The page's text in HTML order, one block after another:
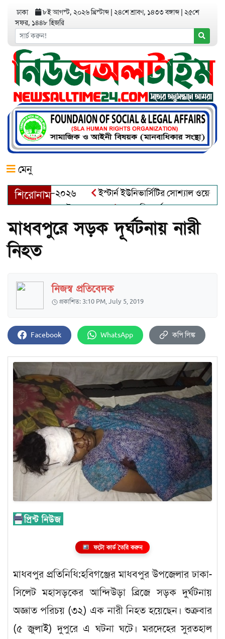
ঢাকা ৮ই আগস্ট, ২০২৬ খ্রিস্টাব্দ ২৪শে শ্রাবণ, ১৪৩৩ বঙ্গাব্দ ২৫শে
সফর, ১৪৪৮ হিজরি
মেনু
শিরোনাম
অ্যাওয়ার্ড–২০২৬
ইস্টার্ন ইউনিভার্সিটির সোশ্যাল
খালেক এর ইন্তেকাল
আত্মশুদ্ধি অর্জন ও অশুভকে বর্জন করে
মাধবপুরে সড়ক দূূর্ঘটনায় নারী
নিহত
নিজস্ব প্রতিবেদক
প্রকাশিত: 3:10 PM, July 5, 2019
Facebook WhatsApp কপি লিঙ্ক
ফটো কার্ড তৈরি করুন
মাধবপুর প্রতিনিধি:হবিগঞ্জের মাধবপুর উপজেলার ঢাকা-
সিলেট মহাসড়কের আন্দিউড়া ব্রিজে সড়ক দুর্ঘটনায়
অজ্ঞাত পরিচয় (৩২) এক নারী নিহত হয়েছেন। শুক্রবার
(৫ জুলাই) দুপুরে এ ঘটনা ঘটে। মরদেহের সুরতহাল